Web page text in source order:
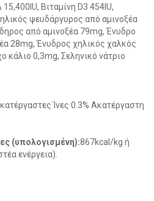
Βιταμίνη D3 454IU,
ψευδάργυρος από αμινοξέα
από αμινοξέα 79mg, Ένυδρο
28mg, Ένυδρος χηλικός χαλκός
κάλιο 0,3mg, Σεληνικό νάτριο
Ίνες 0.3% Ακατέργαστη
(υπολογισμένη):867kcal/kg ή
ενέργεια).